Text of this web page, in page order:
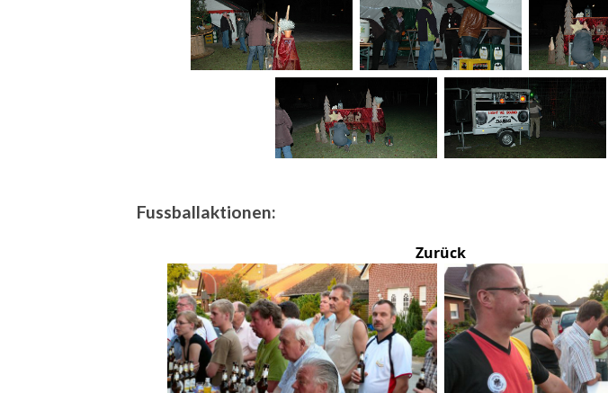
Fussballaktionen:
Zurück